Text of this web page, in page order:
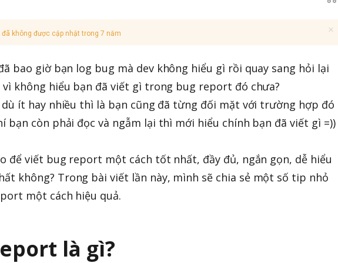
đã không được cập nhật trong 7 năm
bao giờ bạn log bug mà dev không hiểu gì rồi quay sang hỏi lại
vì không hiểu bạn đã viết gì trong bug report đó chưa?
dù ít hay nhiều thì là bạn cũng đã từng đối mặt với trường hợp đó
bạn còn phải đọc và ngẫm lại thì mới hiểu chính bạn đã viết gì =))
để viết bug report một cách tốt nhất, đầy đủ, ngắn gọn, dễ hiểu
không? Trong bài viết lần này, mình sẽ chia sẻ một số tip nhỏ
một cách hiệu quả.
là gì?